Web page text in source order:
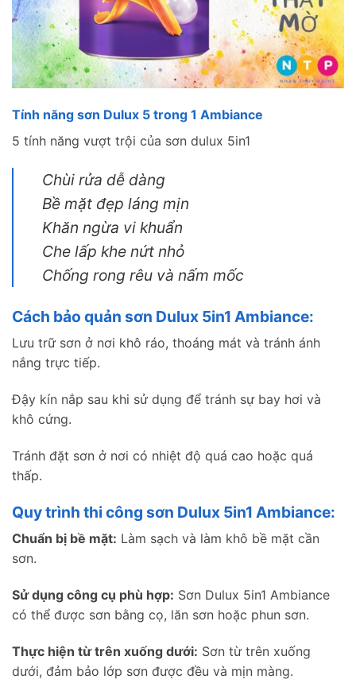
Tính năng sơn Dulux 5 trong 1 Ambiance
5 tính năng vượt trội của sơn dulux 5in1
Chùi rửa dễ dàng
Bề mặt đẹp láng mịn
Khăn ngừa vi khuẩn
Che lấp khe nứt nhỏ
Chống rong rêu và nấm mốc
Cách bảo quản sơn Dulux 5in1 Ambiance:
Lưu trữ sơn ở nơi khô ráo, thoáng mát và tránh ánh
nắng trực tiếp.
Đậy kín nắp sau khi sử dụng để tránh sự bay hơi và
khô cứng.
Tránh đặt sơn ở nơi có nhiệt độ quá cao hoặc quá
thấp.
Quy trình thi công sơn Dulux 5in1 Ambiance:
Chuẩn bị bề mặt: Làm sạch và làm khô bề mặt cần
sơn.
Sử dụng công cụ phù hợp: Sơn Dulux 5in1 Ambiance
có thể được sơn bằng cọ, lăn sơn hoặc phun sơn.
Thực hiện từ trên xuống dưới: Sơn từ trên xuống
dưới, đảm bảo lớp sơn được đều và mịn màng.